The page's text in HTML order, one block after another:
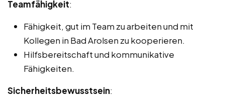
Teamfähigkeit:
Fähigkeit, gut im Team zu arbeiten und mit
Kollegen in Bad Arolsen zu kooperieren.
Hilfsbereitschaft und kommunikative
Fähigkeiten.
Sicherheitsbewusstsein: